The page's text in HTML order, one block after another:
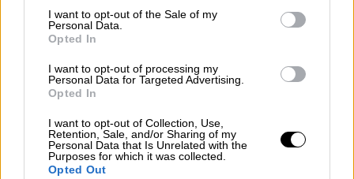
consent section.
I want to opt-out of the Sale of my
Personal Data.
Opted In
I want to opt-out of processing my
Personal Data for Targeted Advertising.
Opted In
I want to opt-out of Collection, Use,
Retention, Sale, and/or Sharing of my
Personal Data that Is Unrelated with the
Purposes for which it was collected.
Opted Out
Lifestyle|04.08.2025 12:58
Ο Κέβιν Σπέισι ετοιμάζει την